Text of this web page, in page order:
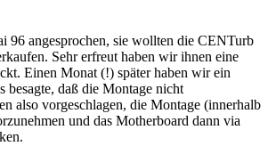
96 angesprochen, sie wollten die CENTurb
Sehr erfreut haben wir ihnen eine
Einen Monat (!) später haben wir ein
besagte, daß die Montage nicht
also vorgeschlagen, die Montage (innerhalb
und das Motherboard dann via